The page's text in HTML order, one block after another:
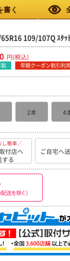
書く
109/107Q ｽﾀｯ
円(税込)
早期クーポン割引利
2本 4
し簡単／
付店へ
る
ご自宅へ
送を除く）